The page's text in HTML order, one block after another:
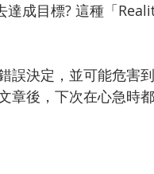
成目標? 這種「
誤決定，並可能危害
後，下次在心急時